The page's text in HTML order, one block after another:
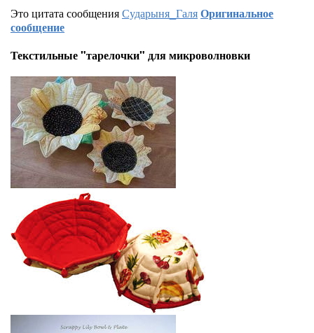
Это цитата сообщенияСударыня_ГаляОригинальное
сообщение
Текстильные "тарелочки" для микроволновки